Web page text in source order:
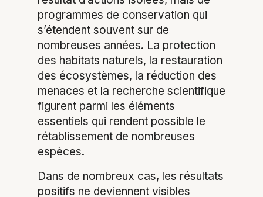
programmes de conservation qui
s’étendent souvent sur de
nombreuses années. La protection
des habitats naturels, la restauration
des écosystèmes, la réduction des
menaces et la recherche scientifique
figurent parmi les éléments
essentiels qui rendent possible le
rétablissement de nombreuses
espèces.
Dans de nombreux cas, les résultats
positifs ne deviennent visibles